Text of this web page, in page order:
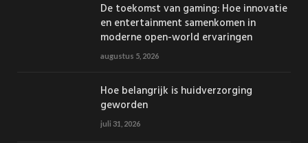
De toekomst van gaming: Hoe innovatie
en entertainment samenkomen in
moderne open-world ervaringen
augustus 5, 2026
Hoe belangrijk is huidverzorging
geworden
juli 31, 2026